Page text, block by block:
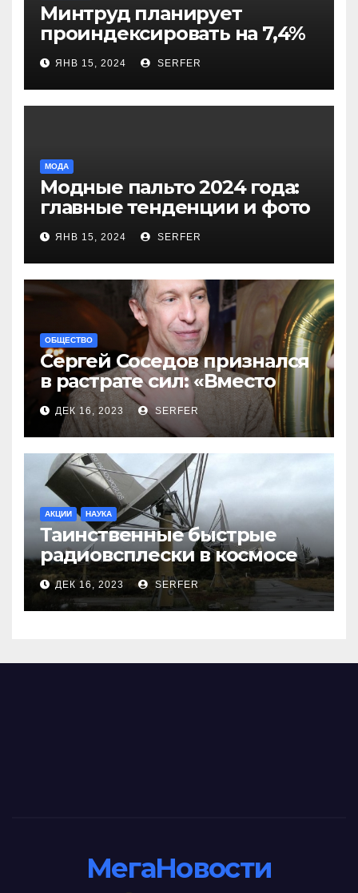
Минтруд планирует
проиндексировать на 7,4%
более 40 выплат и
компенсаций
ЯНВ 15, 2024 SERFER
МОДА
Модные пальто 2024 года:
главные тенденции и фото
новинок
ЯНВ 15, 2024 SERFER
ОБЩЕСТВО
Сергей Соседов признался
в растрате сил: «Вместо
меня взяли Пригожина»
ДЕК 16, 2023 SERFER
АКЦИИ НАУКА
Таинственные быстрые
радиовсплески в космосе
сделались все более
странными
ДЕК 16, 2023 SERFER
МегаНовости